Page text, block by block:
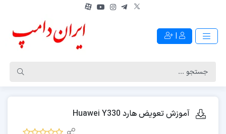
|
آموزش تعویض هارد Huawei Y330